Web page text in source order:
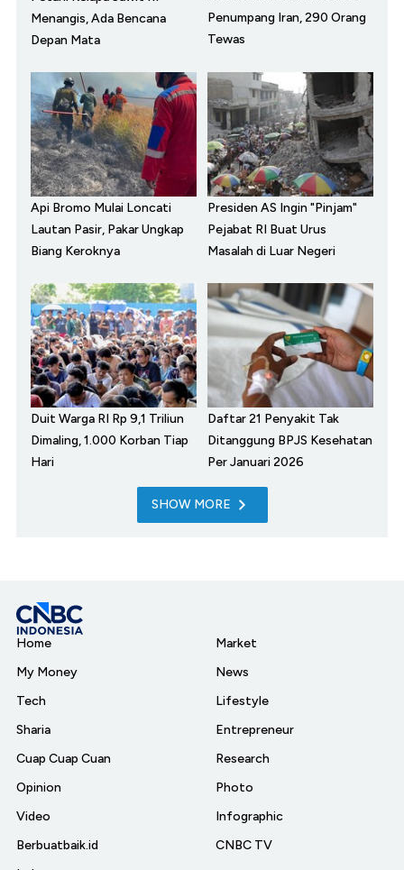
Menangis, Ada Bencana
Depan Mata
Penumpang Iran, 290 Orang
Tewas
Api Bromo Mulai Loncati
Lautan Pasir, Pakar Ungkap
Biang Keroknya
Presiden AS Ingin "Pinjam"
Pejabat RI Buat Urus
Masalah di Luar Negeri
Duit Warga RI Rp 9,1 Triliun
Dimaling, 1.000 Korban Tiap
Hari
Daftar 21 Penyakit Tak
Ditanggung BPJS Kesehatan
Per Januari 2026
SHOW MORE
Home
My Money
Tech
Sharia
Cuap Cuap Cuan
Opinion
Video
Berbuatbaik.id
Market
News
Lifestyle
Entrepreneur
Research
Photo
Infographic
CNBC TV